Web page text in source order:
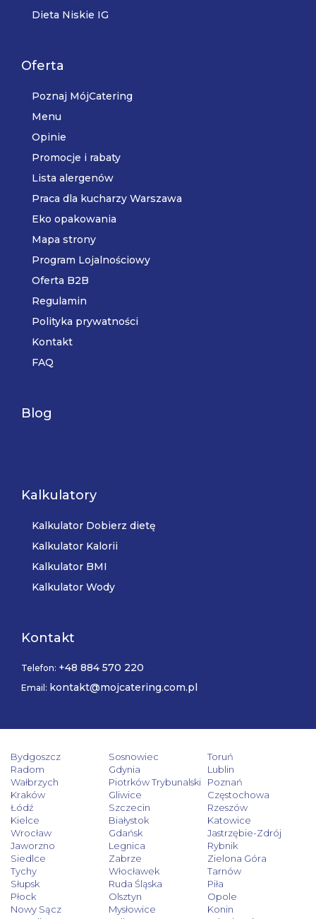
Dieta Niskie IG
Oferta
Poznaj MójCatering
Menu
Opinie
Promocje i rabaty
Lista alergenów
Praca dla kucharzy Warszawa
Eko opakowania
Mapa strony
Program Lojalnościowy
Oferta B2B
Regulamin
Polityka prywatności
Kontakt
FAQ
Blog
Kalkulatory
Kalkulator Dobierz dietę
Kalkulator Kalorii
Kalkulator BMI
Kalkulator Wody
Kontakt
Telefon: +48 884 570 220
Email: kontakt@mojcatering.com.pl
Bydgoszcz Sosnowiec
Toruń
Radom
Gdynia
Lublin
Wałbrzych
Piotrków Trybunalski
Poznań
Kraków
Gliwice
Częstochowa
Łódź
Szczecin
Rzeszów
Kielce
Białystok
Katowice
Wrocław
Gdańsk
Jastrzębie-Zdrój
Jaworzno
Legnica
Rybnik
Siedlce
Zabrze
Zielona Góra
Tychy
Włocławek
Tarnów
Słupsk
Ruda Śląska
Piła
Płock
Olsztyn
Opole
Nowy Sącz
Mysłowice
Konin